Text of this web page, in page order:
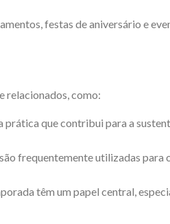
festas de aniversário e
relacionados, como:
que contribui para a
frequentemente utilizadas
têm um papel central,